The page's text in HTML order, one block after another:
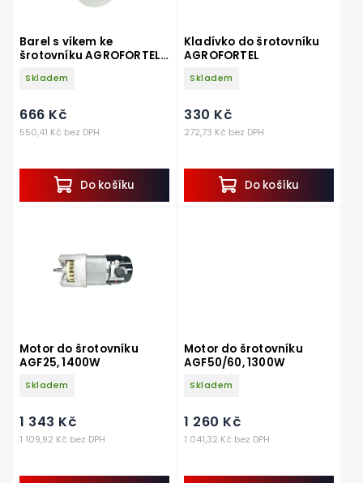
Barel s víkem ke
šrotovníku AGROFORTEL
Skladem
550,41 Kč bez DPH
666 Kč
Do košíku
Kladívko do šrotovníku
AGROFORTEL
Skladem
272,73 Kč bez DPH
330 Kč
Do košíku
Motor do šrotovníku
AGF25, 1400W
Skladem
1 109,92 Kč bez DPH
1 343 Kč
Motor do šrotovníku
AGF50/60, 1300W
Skladem
1 041,32 Kč bez DPH
1 260 Kč